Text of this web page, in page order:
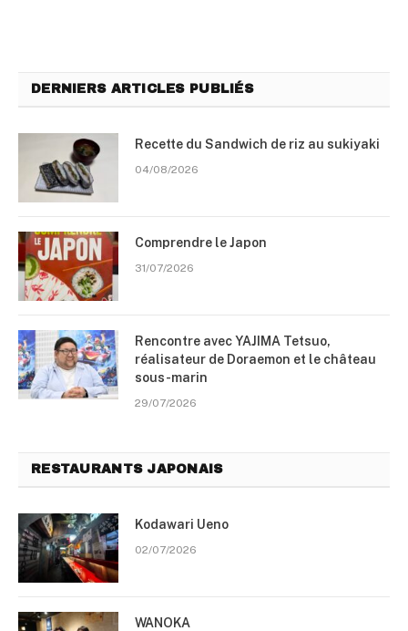
DERNIERS ARTICLES PUBLIÉS
Recette du Sandwich de riz au sukiyaki
04/08/2026
Comprendre le Japon
31/07/2026
Rencontre avec YAJIMA Tetsuo,
réalisateur de Doraemon et le château
sous-marin
29/07/2026
RESTAURANTS JAPONAIS
Kodawari Ueno
02/07/2026
WANOKA